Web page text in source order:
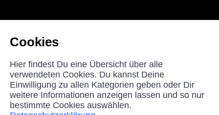
CONTACT
beyounic GmbH
Nordstraße 27
33181 Bad Wünnenberg
Germany
helpdesk@beyounic.eu
Cookies
Hier findest Du eine Übersicht über alle
verwendeten Cookies. Du kannst Deine
Einwilligung zu allen Kategorien geben oder Dir
weitere Informationen anzeigen lassen und so nur
bestimmte Cookies auswählen.